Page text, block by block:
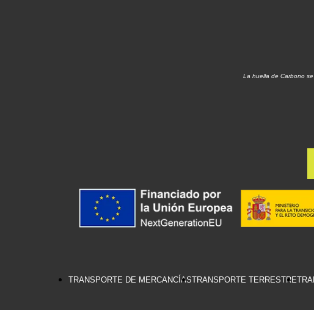
La huella de Carbono
TRANSPORTE DE MERCANCÍASTRANSPORTE TERRESTRE